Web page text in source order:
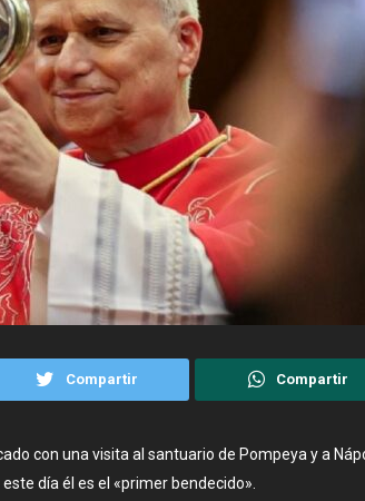
Compartir Compartir
con una visita al santuario de Pompeya y a
día él es el «primer bendecido».